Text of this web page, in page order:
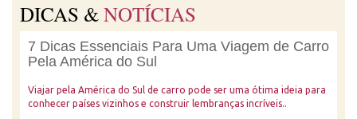
DICAS &NOTÍCIAS
7 Dicas Essenciais Para Uma Viagem de Carro
Pela América do Sul
Viajar pela América do Sul de carro pode ser uma ótima ideia para
conhecer países vizinhos e construir lembranças incríveis..